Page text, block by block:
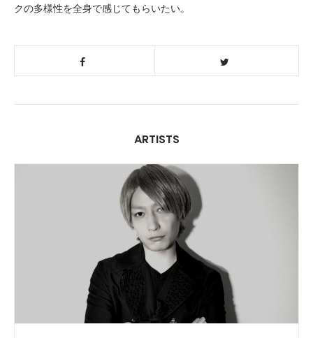
クの多様性を全身で感じてもらいたい。
ARTISTS